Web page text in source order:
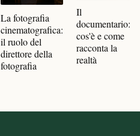
La fotografia
cinematografica:
il ruolo del
direttore della
fotografia
Il
documentario:
cos'è e come
racconta la
realtà